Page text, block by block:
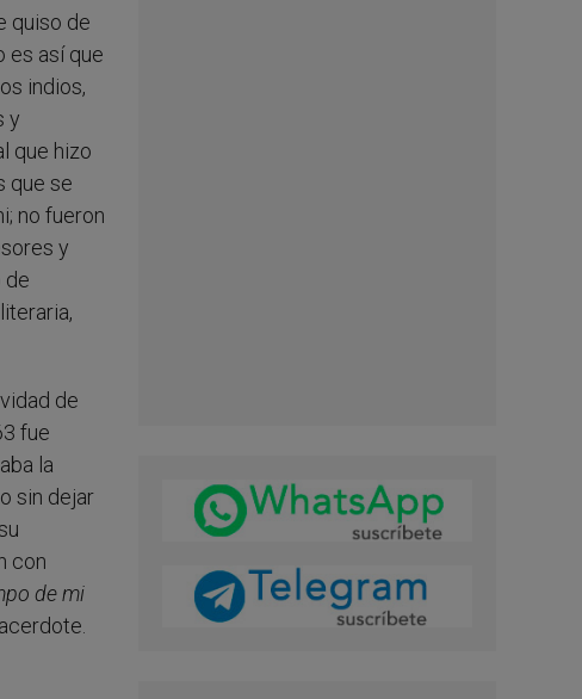
quiso de
es así que
indios,
y
que hizo
que se
no fueron
y
de
de
fue
la
sin dejar
con
de mi